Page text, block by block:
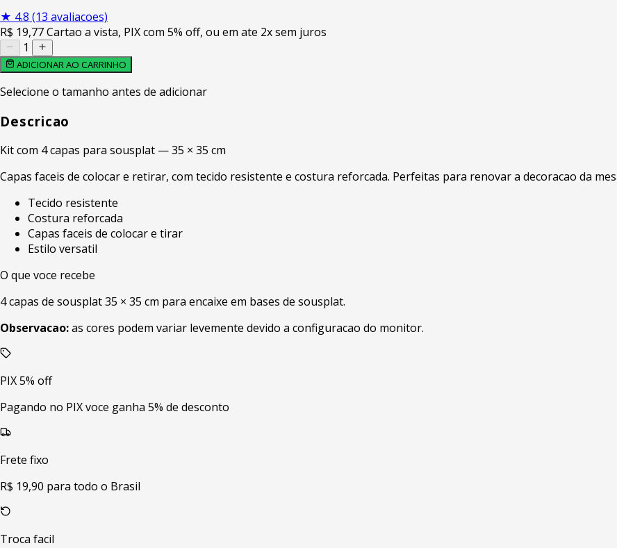
★ 4.8 (13 avaliacoes)
R$ 19,77Cartao a vista, PIX com 5% off, ou em ate 2x sem juros
1
ADICIONAR AO CARRINHO
Selecione o tamanho antes de adicionar
Descricao
Kit com 4 capas para sousplat — 35 × 35 cm
Capas faceis de colocar e retirar, com tecido resistente e costura reforcada. Perfeitas para renovar a decoracao da
Tecido resistente
Costura reforcada
Capas faceis de colocar e tirar
Estilo versatil
O que voce recebe
4 capas de sousplat 35 × 35 cm para encaixe em bases de sousplat.
Observacao:as cores podem variar levemente devido a configuracao do monitor.
PIX 5% off
Pagando no PIX voce ganha 5% de desconto
Frete fixo
R$ 19,90 para todo o Brasil
Troca facil